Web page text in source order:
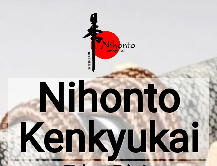
Nihonto
Kenkyukai